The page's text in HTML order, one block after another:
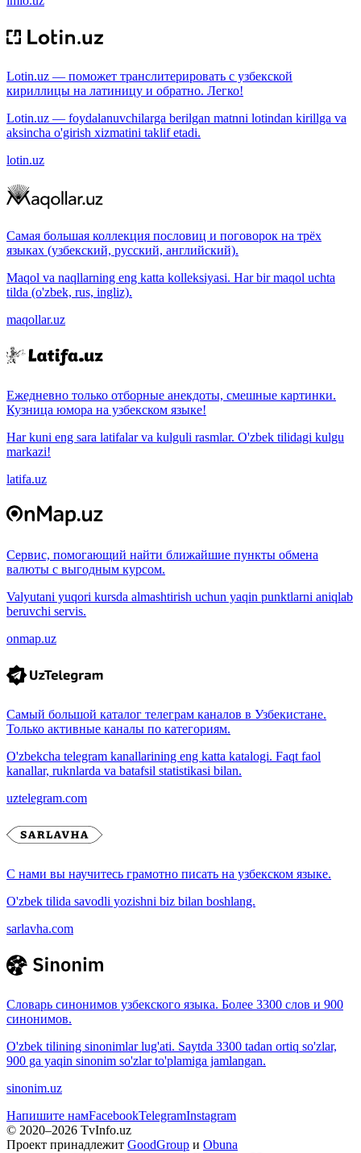
Lotin.uz — поможет транслитерировать с узбекской
кириллицы на латиницу и обратно. Легко!
Lotin.uz — foydalanuvchilarga berilgan matnni lotindan kirillga va
aksincha o'girish xizmatini taklif etadi.
lotin.uz
Самая большая коллекция пословиц и поговорок на трёх
языках (узбекский, русский, английский).
Maqol va naqllarning eng katta kolleksiyasi. Har bir maqol uchta
tilda (o'zbek, rus, ingliz).
maqollar.uz
Ежедневно только отборные анекдоты, смешные картинки.
Кузница юмора на узбекском языке!
Har kuni eng sara latifalar va kulguli rasmlar. O'zbek tilidagi kulgu
markazi!
latifa.uz
Сервис, помогающий найти ближайшие пункты обмена
валюты с выгодным курсом.
Valyutani yuqori kursda almashtirish uchun yaqin punktlarni aniqlab
beruvchi servis.
onmap.uz
Самый большой каталог телеграм каналов в Узбекистане.
Только активные каналы по категориям.
O'zbekcha telegram kanallarining eng katta katalogi. Faqt faol
kanallar, ruknlarda va batafsil statistikasi bilan.
uztelegram.com
С нами вы научитесь грамотно писать на узбекском языке.
O'zbek tilida savodli yozishni biz bilan boshlang.
sarlavha.com
Словарь синонимов узбекского языка. Более 3300 слов и 900
синонимов.
O'zbek tilining sinonimlar lug'ati. Saytda 3300 tadan ortiq so'zlar,
900 ga yaqin sinonim so'zlar to'plamiga jamlangan.
sinonim.uz
Напишите намFacebookTelegramInstagram
© 2020–2026 TvInfo.uz
Проект принадлежит GoodGroup и Obuna